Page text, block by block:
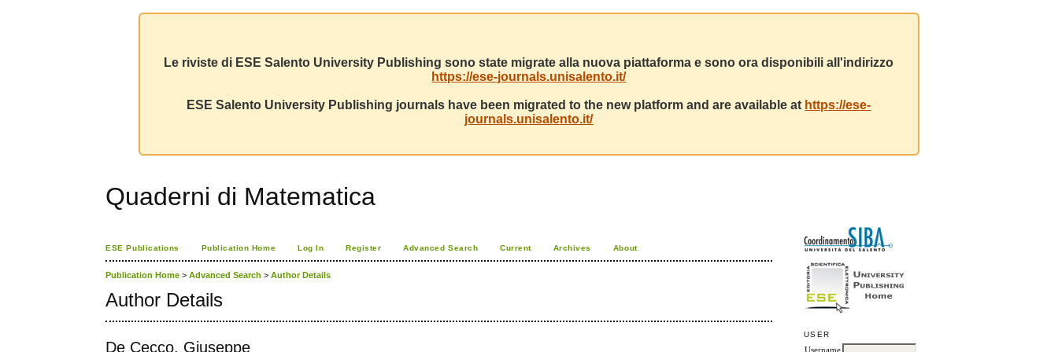
Le riviste di ESE Salento University Publishing sono state migrate alla nuova piattaforma e sono ora disponibili all'indirizzo
https://ese-journals.unisalento.it/
ESE Salento University Publishing journals have been migrated to the new platform and are available at https://ese-
journals.unisalento.it/
Quaderni di Matematica
USER
ESE Publications Publication Home Log In Register Advanced Search Current Archives About
Publication Home >Advanced Search >Author Details
Author Details
De Cecco, Giuseppe